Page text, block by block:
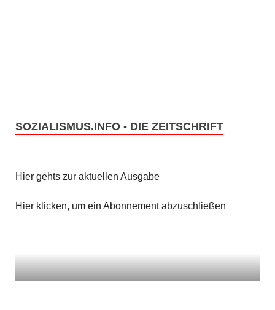
SOZIALISMUS.INFO - DIE ZEITSCHRIFT
Hier gehts zur aktuellen Ausgabe
Hier klicken, um ein Abonnement abzuschließen